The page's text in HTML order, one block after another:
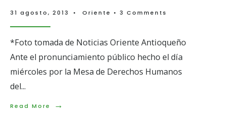
31 agosto, 2013 • Oriente • 3 Comments
*Foto tomada de Noticias Oriente Antioqueño
Ante el pronunciamiento público hecho el día
miércoles por la Mesa de Derechos Humanos
del...
Read More →
Read
Proyecto hidroeléctrico
Porvenir II: